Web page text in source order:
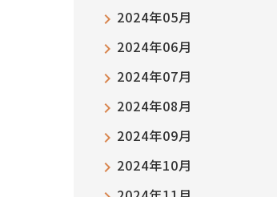
2024年05月
2024年06月
2024年07月
2024年08月
2024年09月
2024年10月